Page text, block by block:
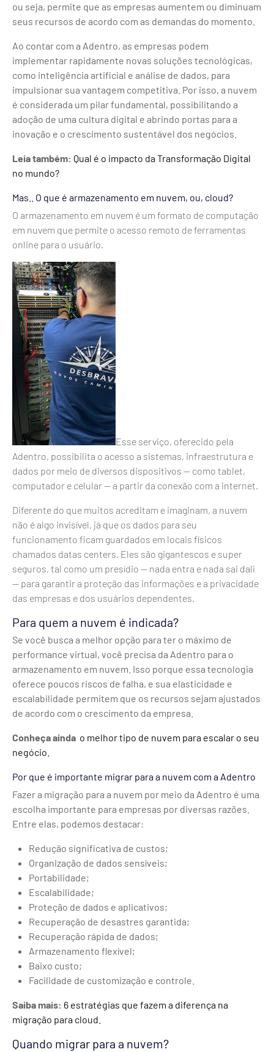
ou seja, permite que as empresas aumentem ou diminuam
seus recursos de acordo com as demandas do momento.
Ao contar com a Adentro, as empresas podem
implementar rapidamente novas soluções tecnológicas,
como inteligência artificial e análise de dados, para
impulsionar sua vantagem competitiva. Por isso, a nuvem
é considerada um pilar fundamental, possibilitando a
adoção de uma cultura digital e abrindo portas para a
inovação e o crescimento sustentável dos negócios.
Leia também: Qual é o impacto da Transformação Digital
no mundo?
Mas.. O que é armazenamento em nuvem, ou, cloud?
O armazenamento em nuvem é um formato de computação
em nuvem que permite o acesso remoto de ferramentas
online para o usuário.
Esse serviço, oferecido pela
Adentro, possibilita o acesso a sistemas, infraestrutura e
dados por meio de diversos dispositivos — como tablet,
computador e celular — a partir da conexão com a internet.
Diferente do que muitos acreditam e imaginam, a nuvem
não é algo invisível, já que os dados para seu
funcionamento ficam guardados em locais físicos
chamados datas centers. Eles são gigantescos e super
seguros, tal como um presídio — nada entra e nada sai dali
— para garantir a proteção das informações e a privacidade
das empresas e dos usuários dependentes.
Para quem a nuvem é indicada?
Se você busca a melhor opção para ter o máximo de
performance virtual, você precisa da Adentro para o
armazenamento em nuvem. Isso porque essa tecnologia
oferece poucos riscos de falha, e sua elasticidade e
escalabilidade permitem que os recursos sejam ajustados
de acordo com o crescimento da empresa.
Conheça ainda o melhor tipo de nuvem para escalar o seu
negócio.
Por que é importante migrar para a nuvem com a Adentro
Fazer a migração para a nuvem por meio da Adentro é uma
escolha importante para empresas por diversas razões.
Entre elas, podemos destacar:
Redução significativa de custos;
Organização de dados sensíveis;
Portabilidade;
Escalabilidade;
Proteção de dados e aplicativos;
Recuperação de desastres garantida;
Recuperação rápida de dados;
Armazenamento flexível;
Baixo custo;
Facilidade de customização e controle.
Saiba mais: 6 estratégias que fazem a diferença na
migração para cloud.
Quando migrar para a nuvem?